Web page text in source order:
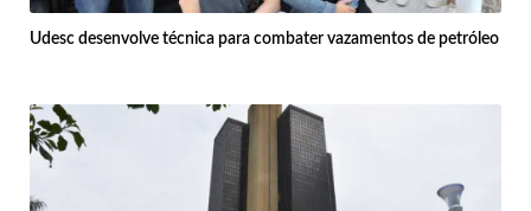
Udesc desenvolve técnica para combater vazamentos de petróleo